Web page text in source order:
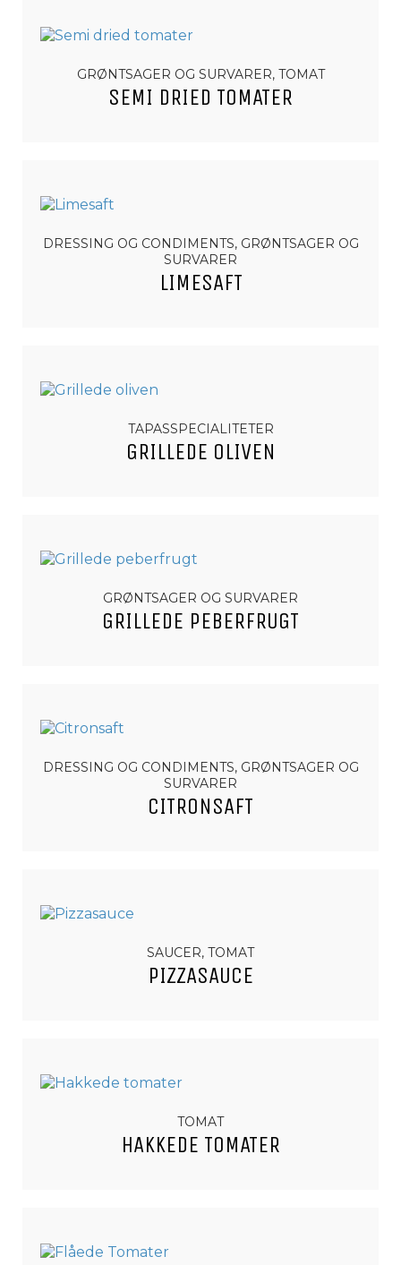
GRØNTSAGER OG SURVARER, TOMAT
SEMI DRIED TOMATER
DRESSING OG CONDIMENTS, GRØNTSAGER OG
SURVARER
LIMESAFT
TAPASSPECIALITETER
GRILLEDE OLIVEN
GRØNTSAGER OG SURVARER
GRILLEDE PEBERFRUGT
DRESSING OG CONDIMENTS, GRØNTSAGER OG
SURVARER
CITRONSAFT
SAUCER, TOMAT
PIZZASAUCE
TOMAT
HAKKEDE TOMATER